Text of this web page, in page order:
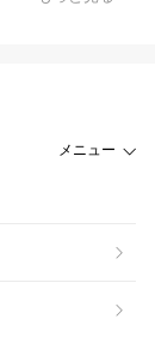
メニュー